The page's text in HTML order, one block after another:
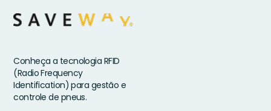
Conheça a tecnologia RFID
(Radio Frequency
Identification) para gestão e
controle de pneus.